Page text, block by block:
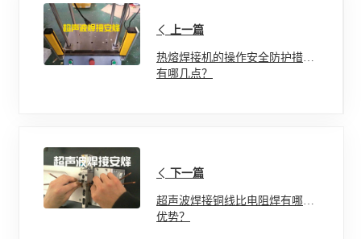
上一篇
热熔焊接机的操作安全防护措施
有哪几点？
下一篇
超声波焊接铜线比电阻焊有哪些
优势？